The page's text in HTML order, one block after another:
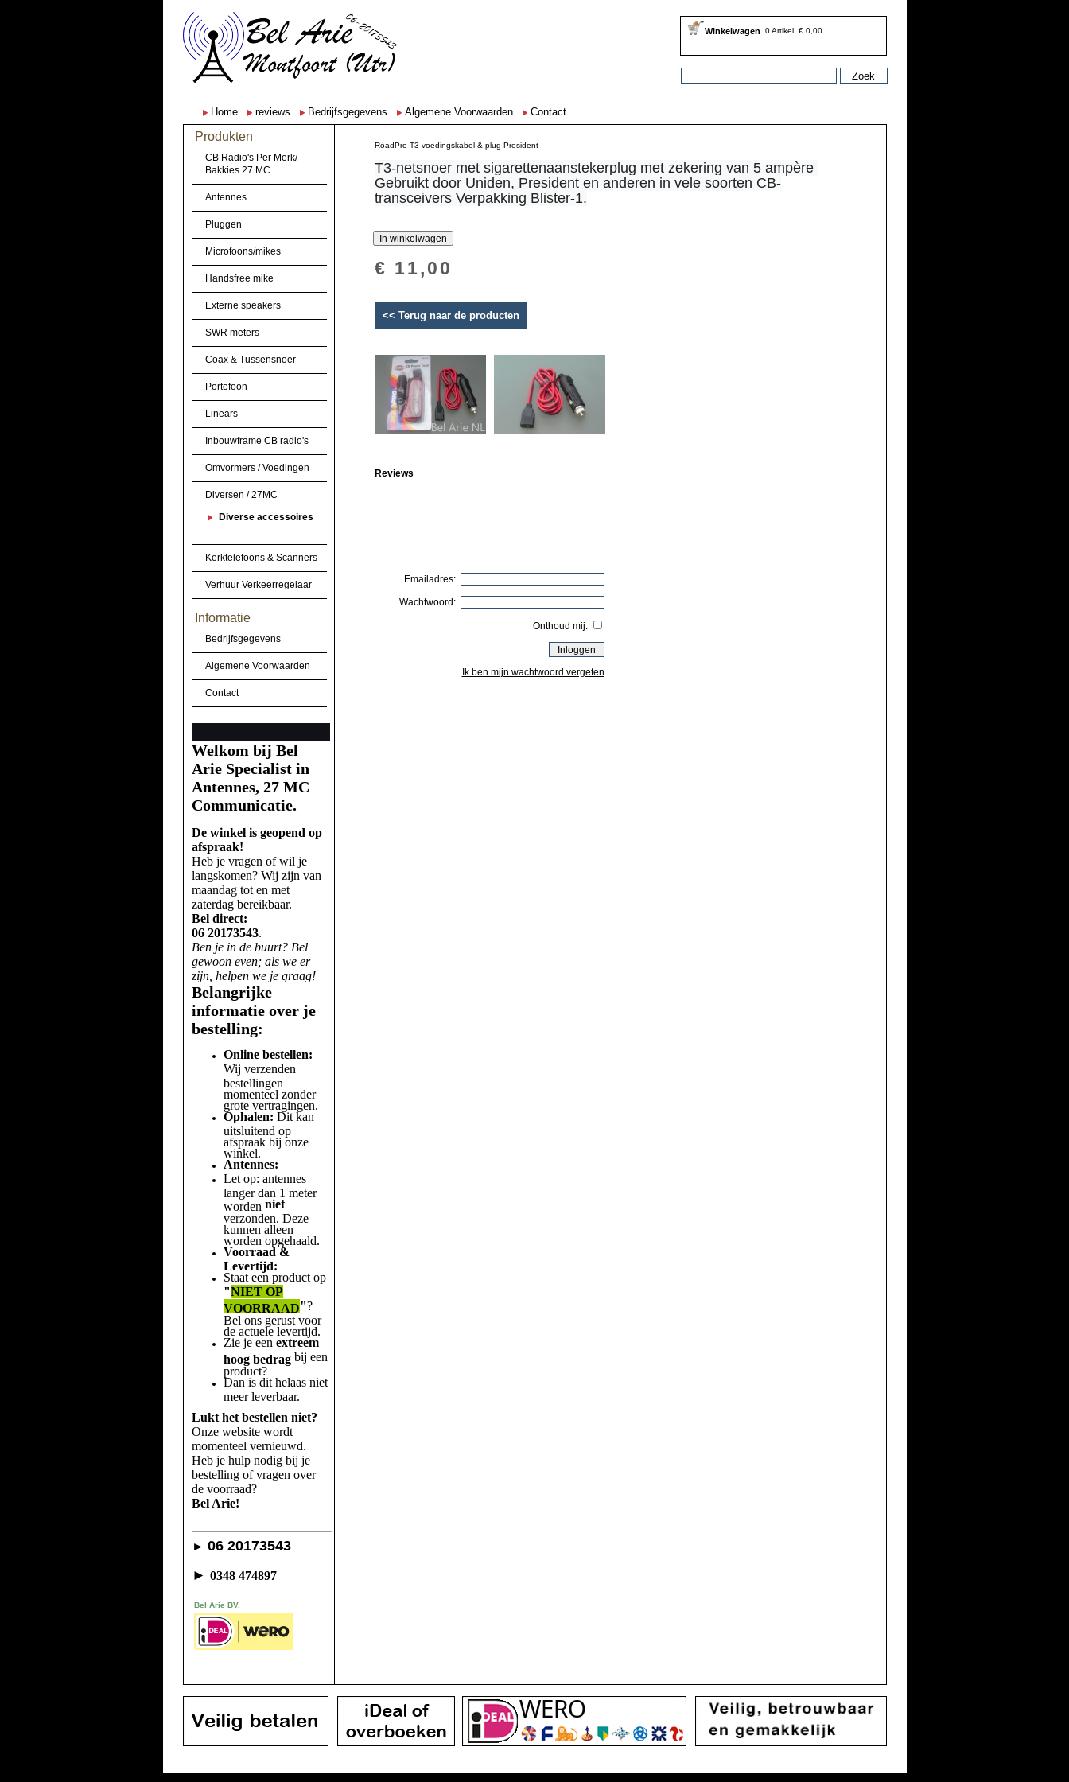
Winkelwagen 0 Artikel € 0,00
Home reviews Bedrijfsgegevens Algemene Voorwaarden Contact
Produkten
CB Radio's Per Merk/
Bakkies 27 MC
Antennes
Pluggen
Microfoons/mikes
Handsfree mike
Externe speakers
SWR meters
Coax & Tussensnoer
Portofoon
Linears
Inbouwframe CB radio's
Omvormers / Voedingen
Diversen / 27MC
Diverse accessoires
Kerktelefoons & Scanners
Verhuur Verkeerregelaar
Informatie
Bedrijfsgegevens
Algemene Voorwaarden
Contact
Welkom bij Bel
Arie Specialist in
Antennes, 27 MC
Communicatie.
De winkel is geopend op
afspraak!
Heb je vragen of wil je
langskomen? Wij zijn van
maandag tot en met
zaterdag bereikbaar.
Bel direct:
06 20173543.
Ben je in de buurt? Bel
gewoon even; als we er
zijn, helpen we je graag!
Belangrijke
informatie over je
bestelling:
Online bestellen:
Wij verzenden
bestellingen
momenteel zonder
grote vertragingen.
Ophalen: Dit kan
uitsluitend op
afspraak bij onze
winkel.
Antennes:
Let op: antennes
langer dan 1 meter
worden niet
verzonden. Deze
kunnen alleen
worden opgehaald.
Voorraad &
Levertijd:
Staat een product op
"NIET OP
VOORRAAD"?
Bel ons gerust voor
de actuele levertijd.
Zie je een extreem
hoog bedragbij een
product?
Dan is dit helaas niet
meer leverbaar.
Lukt het bestellen niet?
Onze website wordt
momenteel vernieuwd.
Heb je hulp nodig bij je
bestelling of vragen over
de voorraad?
Bel Arie!
► 06 20173543
► 0348 474897
Bel Arie BV.
RoadPro T3 voedingskabel & plug President
T3-netsnoer met sigarettenaanstekerplug met zekering van 5 ampère
Gebruikt door Uniden, President en anderen in vele soorten CB-
transceivers Verpakking Blister-1.
€ 11,00
<< Terug naar de producten
Reviews
Emailadres:
Wachtwoord:
Onthoud mij:
Ik ben mijn wachtwoord vergeten